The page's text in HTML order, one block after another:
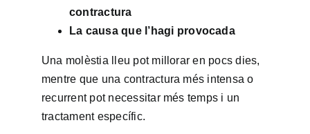
contractura
La causa que l’hagi provocada
Una molèstia lleu pot millorar en pocs dies,
mentre que una contractura més intensa o
recurrent pot necessitar més temps i un
tractament específic.